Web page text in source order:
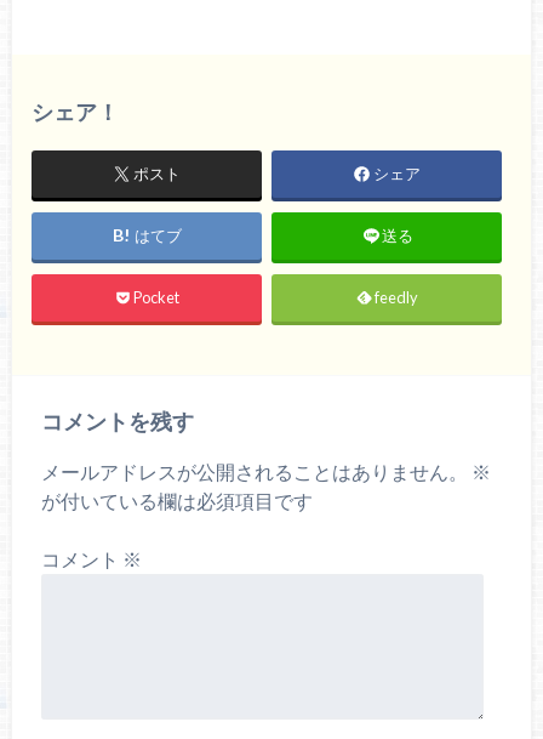
シェア！
ポスト シェア
はてブ 送る
Pocket feedly
コメントを残す
メールアドレスが公開されることはありません。
※
が付いている欄は必須項目です
コメント ※